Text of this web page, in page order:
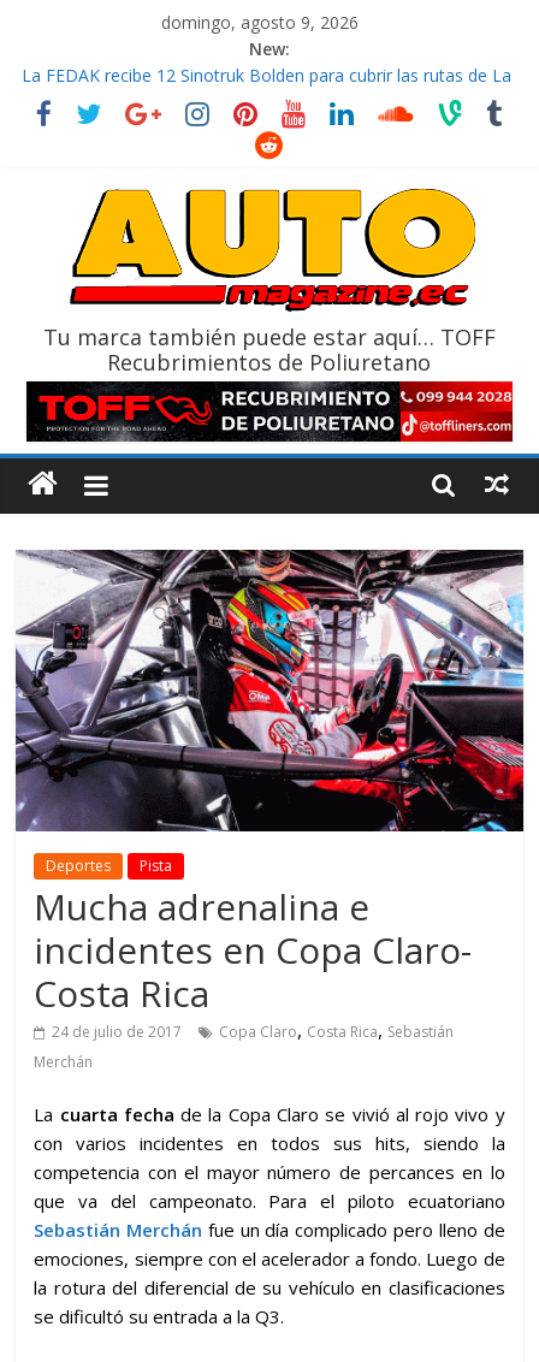
domingo, agosto 9, 2026
New:
La FEDAK recibe 12 Sinotruk Bolden para cubrir las rutas de La
Vuelta
El costo de tener un vehículo gana protagonismo a la hora de
¿Qué puede pasar con tu vehículo si permanece varios días sin
La Vuelta al Ecuador 2026, edición 47ª, recorre 7 provincias en 8
Tu marca también puede estar aquí… TOFF
Recubrimientos de Poliuretano
Deportes Pista
Mucha adrenalina e
incidentes en Copa Claro-
Costa Rica
24 de julio de 2017 Copa Claro, Costa Rica, Sebastián
Merchán
La cuarta fecha de la Copa Claro se vivió al rojo vivo y
con varios incidentes en todos sus hits, siendo la
competencia con el mayor número de percances en lo
que va del campeonato. Para el piloto ecuatoriano
Sebastián Merchán fue un día complicado pero lleno de
emociones, siempre con el acelerador a fondo. Luego de
la rotura del diferencial de su vehículo en clasificaciones
se dificultó su entrada a la Q3.